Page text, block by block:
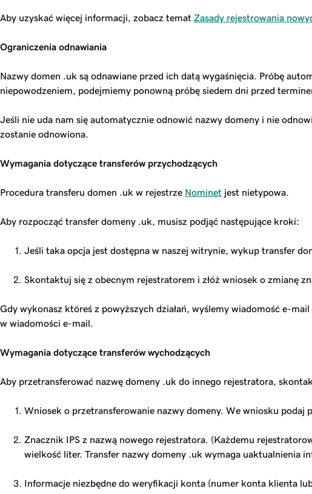
Aby uzyskać więcej informacji, zobacz temat Zasady rejestrowania
Ograniczenia odnawiania
Nazwy domen .uk są odnawiane przed ich datą wygaśnięcia. Próbę
niepowodzeniem, podejmiemy ponowną próbę siedem dni przed
Jeśli nie uda nam się automatycznie odnowić nazwy domeny i nie
zostanie odnowiona.
Wymagania dotyczące transferów przychodzących
Procedura transferu domen .uk w rejestrze Nominet jest nietypowa.
Aby rozpocząć transfer domeny .uk, musisz podjąć następujące kroki:
Jeśli taka opcja jest dostępna w naszej witrynie, wykup transfer
Skontaktuj się z obecnym rejestratorem i złóż wniosek o zmianę
Gdy wykonasz któreś z powyższych działań, wyślemy wiadomość e-
w wiadomości e-mail.
Wymagania dotyczące transferów wychodzących
Aby przetransferować nazwę domeny .uk do innego rejestratora,
Wniosek o przetransferowanie nazwy domeny. We wniosku podaj
Znacznik IPS z nazwą nowego rejestratora. (Każdemu
wielkość liter. Transfer nazwy domeny .uk wymaga uaktualnienia
Informacje niezbędne do weryfikacji konta (numer konta klienta